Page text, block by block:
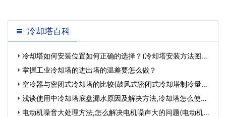
冷却塔百科
冷却塔如何安装位置如何正确的选择？(冷却塔安装方法图解)
… 掌握工业冷却塔的进出塔的温差要怎么做？
空冷器与密闭式冷却塔的比较(鼓风式密闭式冷却塔制冷量是
多少)…
浅谈使用中冷却塔底盘漏水原因及解决方法,冷却塔怎么使
用…电动机噪音大处理方法,怎么解决电机噪声大的问题(电动机电